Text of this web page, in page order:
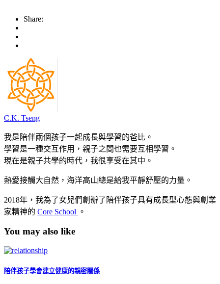
Share:
C.K. Tseng
我是陪伴兩個孩子一起成長與學習的爸比。
學習是一種交互作用，親子之間也需要互相學習。
現在是親子共學的時代，我很享受在其中。
熱愛接觸大自然，海洋高山總是給我平靜舒壓的力量。
2018年，我為了女兒們創辦了陪伴孩子具有成長型心態與創業
家精神的 Core School 。
You may also like
陪伴孩子學會建立健康的親密關係